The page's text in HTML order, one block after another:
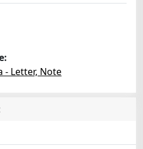
- Letter, Note